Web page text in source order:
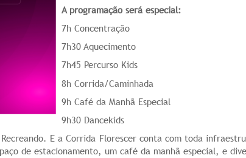
A programação será especial:
7h Concentração
7h30 Aquecimento
7h45 Percurso Kids
8h Corrida/Caminhada
9h Café da Manhã Especial
9h30 Dancekids
E a Corrida Florescer conta com toda
de estacionamento, um café da manhã especial, e